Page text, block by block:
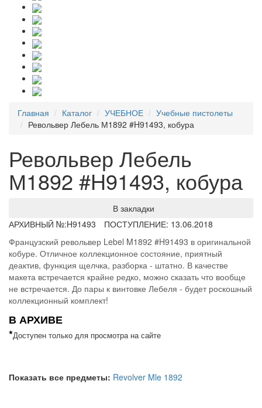
Главная Каталог УЧЕБНОЕ
Учебные пистолеты
Револьвер Лебель М1892 #H91493, кобура
Револьвер Лебель
М1892 #H91493, кобура
В закладки
АРХИВНЫЙ №:H91493
ПОСТУПЛЕНИЕ: 13.06.2018
Французский револьвер Lebel M1892 #H91493 в оригинальной
кобуре. Отличное коллекционное состояние, приятный
деактив, функция щелчка, разборка - штатно. В качестве
макета встречается крайне редко, можно сказать что вообще
не встречается. До пары к винтовке Лебеля - будет роскошный
коллекционный комплект!
В АРХИВЕ
*Доступен только для просмотра на сайте
Показать все предметы: Revolver Mle 1892